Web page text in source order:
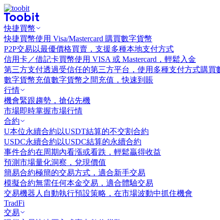
快捷買幣
快捷買幣使用 Visa/Mastercard 購買數字貨幣
P2P交易 以最優價格買賣，支援多種本地支付方式
信用卡／借記卡買幣使用 VISA 或 Mastercard，輕鬆入金
第三方支付透過受信任的第三方平台，使用多種支付方式購買
數字貨幣充值數字貨幣之間充值，快速到賬
行情
機會緊跟趨勢，搶佔先機
市場即時掌握市場行情
合約
U本位永續合約 以USDT結算的不交割合約
USDC永續合約 以USDC結算的永續合約
事件合約在周期內看漲或看跌，輕鬆贏得收益
預測市場量化洞察，兌現價值
簡易合約極簡的交易方式，適合新手交易
模擬合約無需任何本金交易，適合體驗交易
交易機器人 自動執行預設策略，在市場波動中抓住機會
TradFi
交易